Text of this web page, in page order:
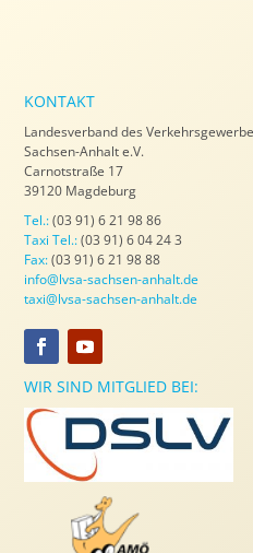
KONTAKT
Landesverband des
Sachsen-Anhalt e.V.
Carnotstraße 17
39120 Magdeburg
Tel.:(03 91) 6 21 98 86
Taxi Tel.:(03 91) 6 04 24 3
Fax:(03 91) 6 21 98 88
info@lvsa-sachsen-anhalt.de
taxi@lvsa-sachsen-anhalt.de
WIR SIND MITGLIED BEI: